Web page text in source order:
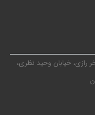
رازی، خیابان وحید نظری،